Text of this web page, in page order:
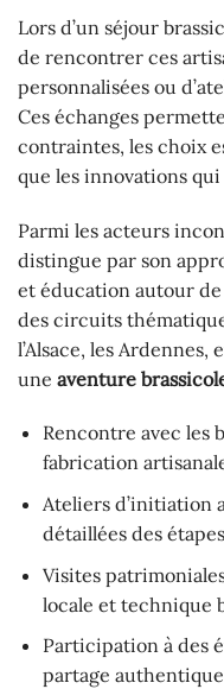
Lors d’un séjour
de rencontrer ces
personnalisées ou
Ces échanges
contraintes, les choix
que les innovations
Parmi les acteurs
distingue par son
et éducation autour
des circuits
l’Alsace, les
une aventure
Rencontre avec les
fabrication
Ateliers d’initiation
détaillées des
Visites
locale et technique
Participation à des
partage